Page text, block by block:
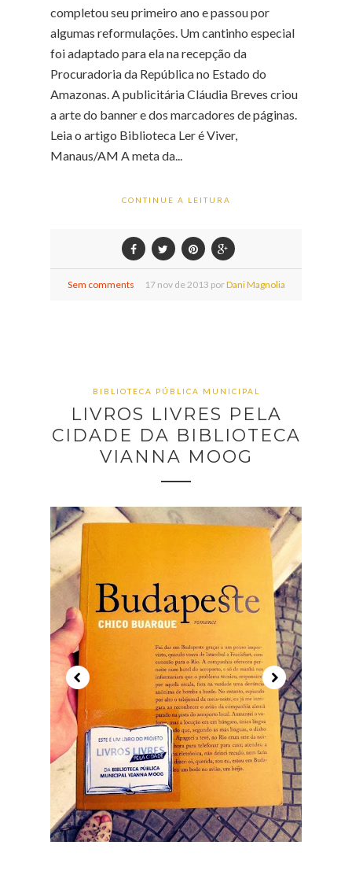
completou seu primeiro ano e passou por
algumas reformulações. Um cantinho especial
foi adaptado para ela na recepção da
Procuradoria da República no Estado do
Amazonas. A publicitária Cláudia Breves criou
a arte do banner e dos marcadores de páginas.
Leia o artigo Biblioteca Ler é Viver,
Manaus/AM A meta da...
CONTINUE A LEITURA
Sem comments 17 nov de2013 porDani Magnolia
BIBLIOTECA PÚBLICA MUNICIPAL
LIVROS LIVRES PELA
CIDADE DA BIBLIOTECA
VIANNA MOOG